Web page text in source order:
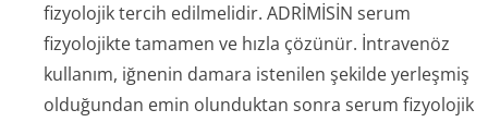
fizyolojik tercih edilmelidir. ADRİMİSİN serum
fizyolojikte tamamen ve hızla çözünür. İntravenöz
kullanım, iğnenin damara istenilen şekilde yerleşmiş
olduğundan emin olunduktan sonra serum fizyolojik